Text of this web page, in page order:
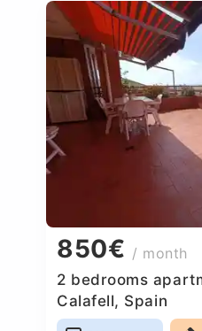
850€ / month
2 bedrooms
Calafell, Spain